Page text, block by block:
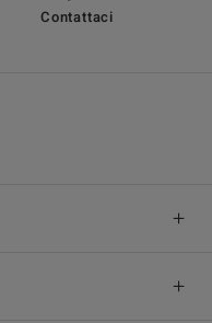
Contattaci